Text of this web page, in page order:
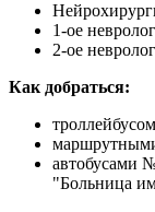
1-ое
2-ое
Как добраться:
автобусами
"Больница